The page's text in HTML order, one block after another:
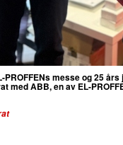
messe og 25
med ABB, en av EL-